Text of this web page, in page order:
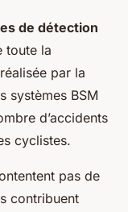
de détection
toute la
par la
systèmes BSM
d’accidents
cyclistes.
pas de
contribuent